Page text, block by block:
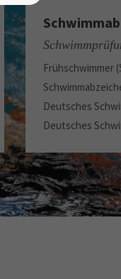
Frühschwimmer
Deutsches
Deutsches